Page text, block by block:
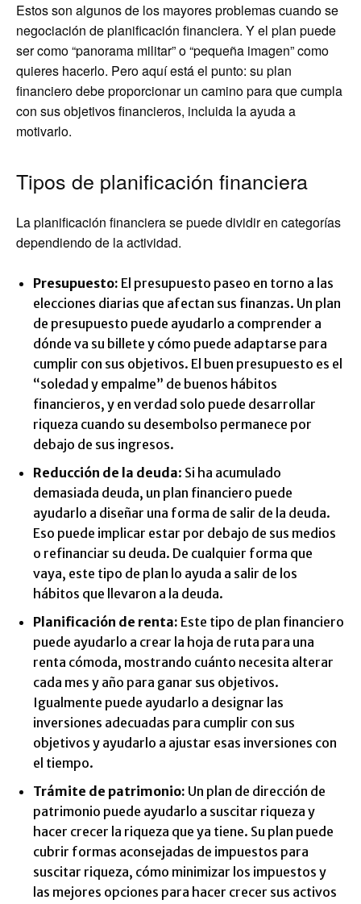
Estos son algunos de los mayores problemas cuando se
negociación de planificación financiera. Y el plan puede
ser como “panorama militar” o “pequeña imagen” como
quieres hacerlo. Pero aquí está el punto: su plan
financiero debe proporcionar un camino para que cumpla
con sus objetivos financieros, incluida la ayuda a
motivarlo.
Tipos de planificación financiera
La planificación financiera se puede dividir en categorías
dependiendo de la actividad.
Presupuesto: El presupuesto paseo en torno a las
elecciones diarias que afectan sus finanzas. Un plan
de presupuesto puede ayudarlo a comprender a
dónde va su billete y cómo puede adaptarse para
cumplir con sus objetivos. El buen presupuesto es el
“soledad y empalme” de buenos hábitos
financieros, y en verdad solo puede desarrollar
riqueza cuando su desembolso permanece por
debajo de sus ingresos.
Reducción de la deuda: Si ha acumulado
demasiada deuda, un plan financiero puede
ayudarlo a diseñar una forma de salir de la deuda.
Eso puede implicar estar por debajo de sus medios
o refinanciar su deuda. De cualquier forma que
vaya, este tipo de plan lo ayuda a salir de los
hábitos que llevaron a la deuda.
Planificación de renta: Este tipo de plan financiero
puede ayudarlo a crear la hoja de ruta para una
renta cómoda, mostrando cuánto necesita alterar
cada mes y año para ganar sus objetivos.
Igualmente puede ayudarlo a designar las
inversiones adecuadas para cumplir con sus
objetivos y ayudarlo a ajustar esas inversiones con
el tiempo.
Trámite de patrimonio: Un plan de dirección de
patrimonio puede ayudarlo a suscitar riqueza y
hacer crecer la riqueza que ya tiene. Su plan puede
cubrir formas aconsejadas de impuestos para
suscitar riqueza, cómo minimizar los impuestos y
las mejores opciones para hacer crecer sus activos